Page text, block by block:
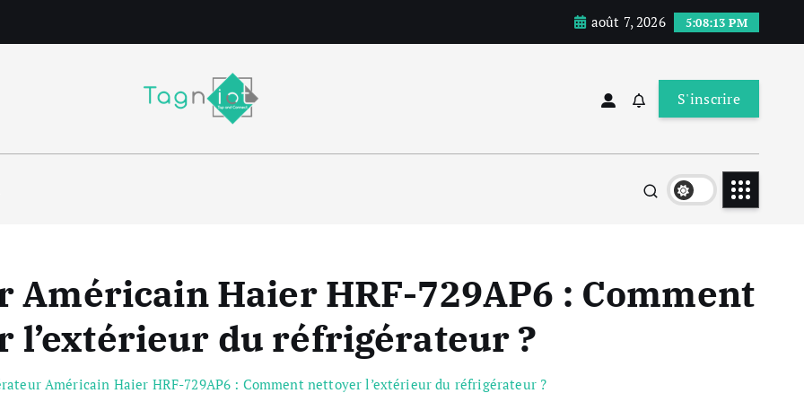
août 7, 2026 5:08:13 PM
S'inscrire
Haier HRF-729AP6 : Comment
l’extérieur du réfrigérateur ?
Américain Haier HRF-729AP6 : Comment nettoyer l’extérieur du réfrigérateur ?